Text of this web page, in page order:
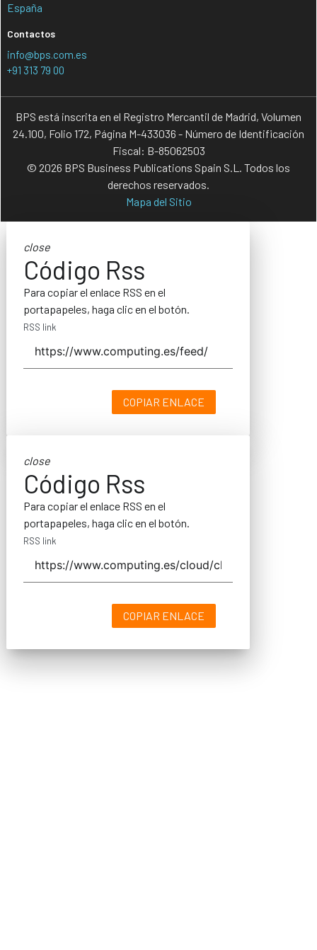
España
Contactos
info@bps.com.es
+91 313 79 00
BPS está inscrita en el Registro Mercantil de Madrid, Volumen
24.100, Folio 172, Página M-433036 - Número de Identificación
Fiscal: B-85062503
© 2026 BPS Business Publications Spain S.L. Todos los
derechos reservados.
Mapa del Sitio
close
Código Rss
Para copiar el enlace RSS en el
portapapeles, haga clic en el botón.
RSS link
COPIAR ENLACE
close
Código Rss
Para copiar el enlace RSS en el
portapapeles, haga clic en el botón.
RSS link
COPIAR ENLACE